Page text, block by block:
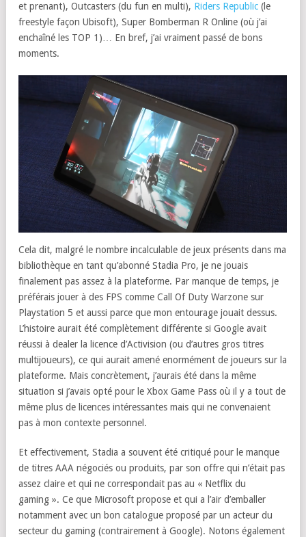
et prenant), Outcasters (du fun en multi), Riders Republic (le
freestyle façon Ubisoft), Super Bomberman R Online (où j’ai
enchaîné les TOP 1)… En bref, j’ai vraiment passé de bons
moments.
Cela dit, malgré le nombre incalculable de jeux présents dans ma
bibliothèque en tant qu’abonné Stadia Pro, je ne jouais
finalement pas assez à la plateforme. Par manque de temps, je
préférais jouer à des FPS comme Call Of Duty Warzone sur
Playstation 5 et aussi parce que mon entourage jouait dessus.
L’histoire aurait été complètement différente si Google avait
réussi à dealer la licence d’Activision (ou d’autres gros titres
multijoueurs), ce qui aurait amené enormément de joueurs sur la
plateforme. Mais concrètement, j’aurais été dans la même
situation si j’avais opté pour le Xbox Game Pass où il y a tout de
même plus de licences intéressantes mais qui ne convenaient
pas à mon contexte personnel.
Et effectivement, Stadia a souvent été critiqué pour le manque
de titres AAA négociés ou produits, par son offre qui n’était pas
assez claire et qui ne correspondait pas au « Netflix du
gaming ». Ce que Microsoft propose et qui a l’air d’emballer
notamment avec un bon catalogue proposé par un acteur du
secteur du gaming (contrairement à Google). Notons également